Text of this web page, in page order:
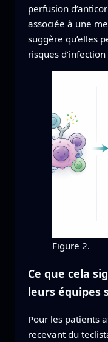
perfusion
associée à une
suggère qu’elles
risques
Figure 2.
Ce que cela
leurs équipes
Pour les patients
recevant du